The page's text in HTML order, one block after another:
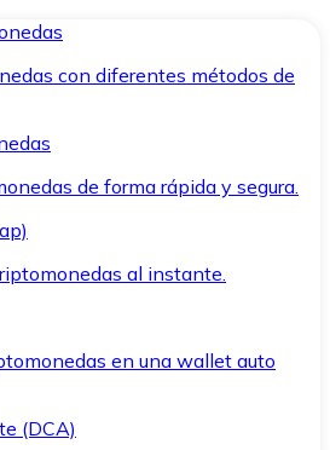
con diferentes métodos de
de forma rápida y segura.
al instante.
en una wallet auto
(DCA)